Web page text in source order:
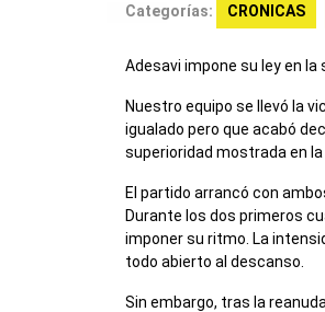
Categorías: CRONICAS
Adesavi impone su ley en la
Nuestro equipo se llevó la
igualado pero que acabó
superioridad mostrada en
El partido arrancó con
Durante los dos primeros
imponer su ritmo. La
todo abierto al descanso.
Sin embargo, tras la